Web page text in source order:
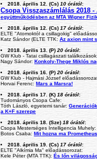
2018. április 12. (Cs) 10 órától:
Csopa Visszaszámlálás 2018
együttműködésben az MTA Wigner
2018. április 12. (Cs) 17 órától:
ELTE "Atomoktól a csillagokig"
Katz Sándor (ELTE TTK: Az axion mint
2018. április 13. (P) 20 órától:
GW Klub - Tatai csillagászati találkozások:
Nagy Sándor: Konkoly-Thege Miklós
2018. április 16. (P) 20 órától:
GW Klub - Hajmási József
Horvai Ferenc: Mars a Marsra!
2018. április 17. (K) 18 órától:
Tudományos Csopa Cafe:
Tóth László, egyetemi tanár:
a K+F szerepe
2018. április 18. (Sze) 18 órától:
Csopa Mesterséges Intelligencia Muhely:
Botos Csaba: Mit hozna ma
2018. április 19. (Cs) 17 órától:
ELTE "Alkímia Ma" előadássorozat:
Kele Péter (MTA TTK): És lőn